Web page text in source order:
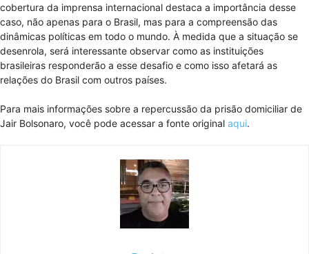
cobertura da imprensa internacional destaca a importância desse
caso, não apenas para o Brasil, mas para a compreensão das
dinâmicas políticas em todo o mundo. À medida que a situação se
desenrola, será interessante observar como as instituições
brasileiras responderão a esse desafio e como isso afetará as
relações do Brasil com outros países.
Para mais informações sobre a repercussão da prisão domiciliar de
Jair Bolsonaro, você pode acessar a fonte original aqui.